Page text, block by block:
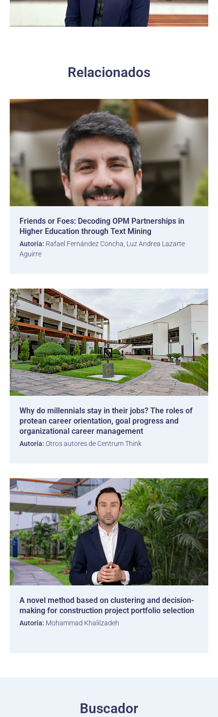
Relacionados
Friends or Foes: Decoding OPM Partnerships in
Higher Education through Text Mining
Autoría: Rafael Fernández Concha, Luz Andrea Lazarte
Aguirre
Why do millennials stay in their jobs? The roles of
protean career orientation, goal progress and
organizational career management
Autoría: Otros autores de Centrum Think
A novel method based on clustering and decision-
making for construction project portfolio selection
Autoría: Mohammad Khalilzadeh
Buscador